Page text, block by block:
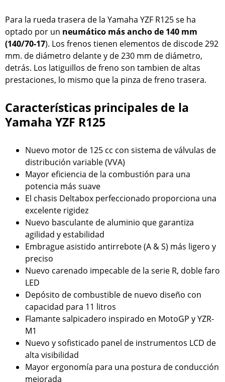
Para la rueda trasera de la Yamaha YZF R125 se ha
optado por un neumático más ancho de 140 mm
(140/70-17). Los frenos tienen elementos de discode 292
mm. de diámetro delante y de 230 mm de diámetro,
detrás. Los latiguillos de freno son tambien de altas
prestaciones, lo mismo que la pinza de freno trasera.
Características principales de la
Yamaha YZF R125
Nuevo motor de 125 cc con sistema de válvulas de
distribución variable (VVA)
Mayor eficiencia de la combustión para una
potencia más suave
El chasis Deltabox perfeccionado proporciona una
excelente rigidez
Nuevo basculante de aluminio que garantiza
agilidad y estabilidad
Embrague asistido antirrebote (A & S) más ligero y
preciso
Nuevo carenado impecable de la serie R, doble faro
LED
Depósito de combustible de nuevo diseño con
capacidad para 11 litros
Flamante salpicadero inspirado en MotoGP y YZR-
M1
Nuevo y sofisticado panel de instrumentos LCD de
alta visibilidad
Mayor ergonomía para una postura de conducción
mejorada